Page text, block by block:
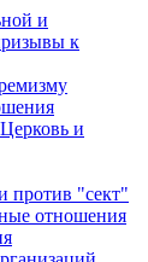
и
к
и
против "сект"
отношения